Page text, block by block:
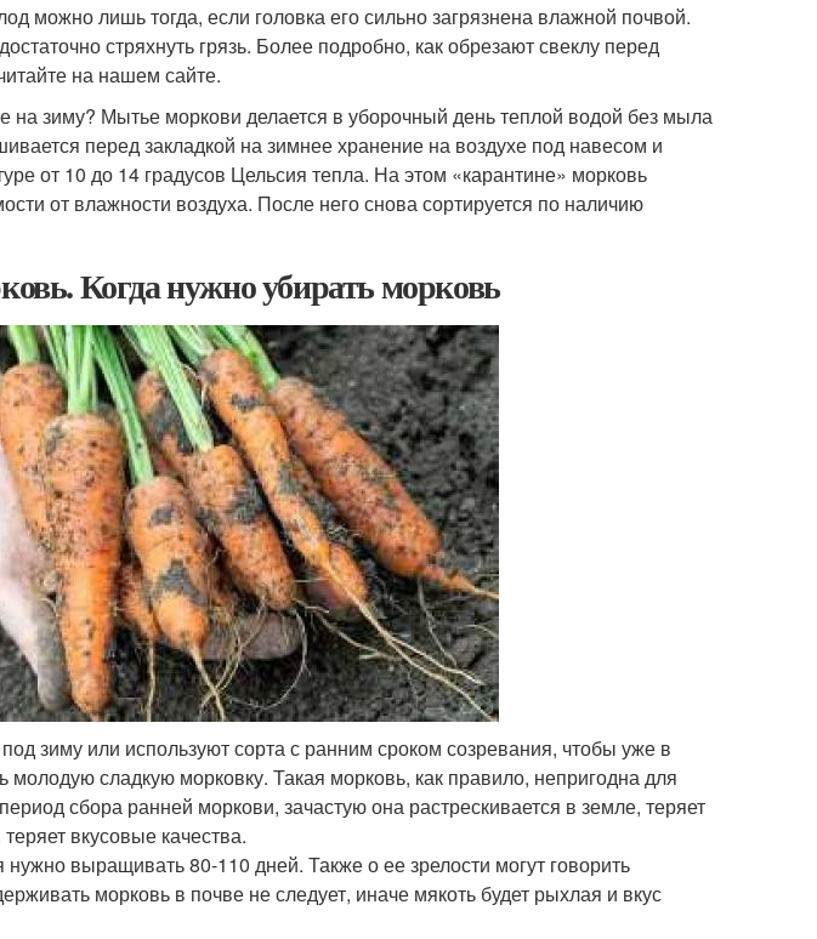
можно лишь тогда, если головка его сильно загрязнена влажной почвой.
стряхнуть грязь. Более подробно, как обрезают свеклу перед
на нашем сайте.
зиму? Мытье моркови делается в уборочный день теплой водой без мыла
перед закладкой на зимнее хранение на воздухе под навесом и
от 10 до 14 градусов Цельсия тепла. На этом «карантине» морковь
от влажности воздуха. После него снова сортируется по наличию
Когда нужно убирать морковь
зиму или используют сорта с ранним сроком созревания, чтобы уже в
сладкую морковку. Такая морковь, как правило, непригодна для
сбора ранней моркови, зачастую она растрескивается в земле, теряет
вкусовые качества.
выращивать 80-110 дней. Также о ее зрелости могут говорить
морковь в почве не следует, иначе мякоть будет рыхлая и вкус